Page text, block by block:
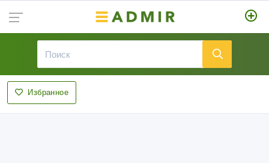
Избранное